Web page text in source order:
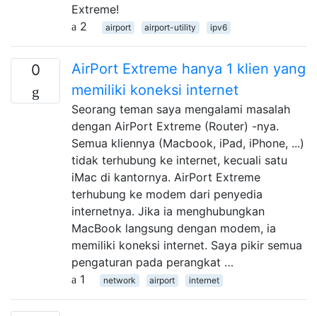
Extreme!
2
airport airport-utility ipv6
0
AirPort Extreme hanya 1 klien yang
memiliki koneksi internet
Seorang teman saya mengalami masalah
dengan AirPort Extreme (Router) -nya.
Semua kliennya (Macbook, iPad, iPhone, ...)
tidak terhubung ke internet, kecuali satu
iMac di kantornya. AirPort Extreme
terhubung ke modem dari penyedia
internetnya. Jika ia menghubungkan
MacBook langsung dengan modem, ia
memiliki koneksi internet. Saya pikir semua
pengaturan pada perangkat …
1
network airport internet